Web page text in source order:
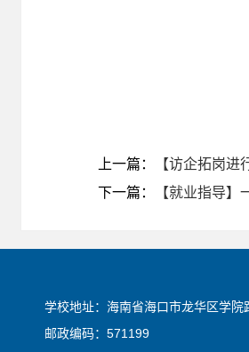
上一篇：
【访企拓岗
下一篇：
【就业指导
学校地址：海南省海口市龙华区学院
邮政编码：571199